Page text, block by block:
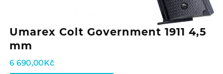
Umarex Colt Government 1911 4,5
mm
6 690,00Kč